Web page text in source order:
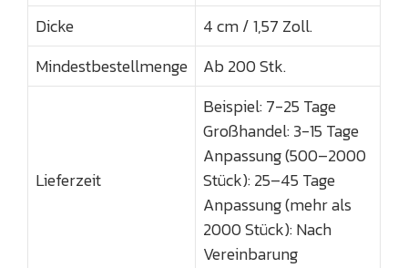
Dicke
4 cm / 1,57 Zoll.
Mindestbestellmenge
Ab 200 Stk.
Lieferzeit
Beispiel: 7-25 Tage
Großhandel: 3-15 Tage
Anpassung (500–2000
Stück): 25–45 Tage
Anpassung (mehr als
2000 Stück): Nach
Vereinbarung